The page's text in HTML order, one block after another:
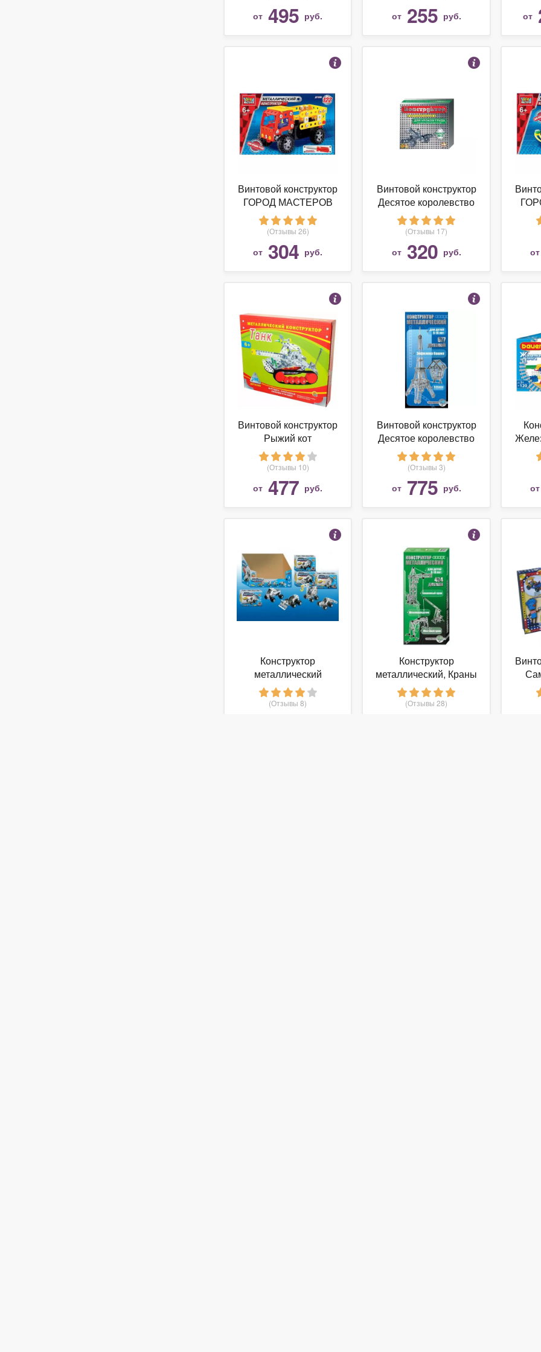
от 495 руб.
уроков труда 00841
№1
от 255 руб. от
Винтовой конструктор
ГОРОД МАСТЕРОВ
Для уроков труда 1207
Грузовик
(Отзывы 26)
от 304 руб.
Винтовой конструктор
Десятое королевство
Конструктор
металлический для
уроков труда 00842
№2
(Отзывы 17)
от 320 руб.
Для
от
Винтовой конструктор
Рыжий кот
Металлический К-1600
Танк
(Отзывы 10)
от 477 руб.
Винтовой конструктор
Десятое королевство
Как раньше 00863
Эйфелева башня
(Отзывы 3)
от 775 руб. от
Конструктор
металлический
Строительная техника
(Отзывы 8)
Конструктор
металлический, Краны
(Отзывы 28)